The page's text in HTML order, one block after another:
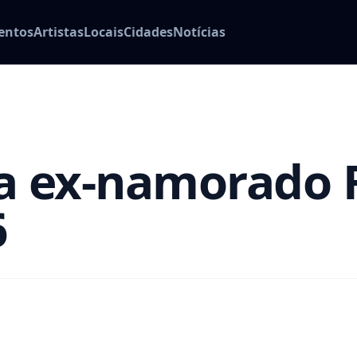
ArtistasLocaisCidadesNotícias
ex-namorado